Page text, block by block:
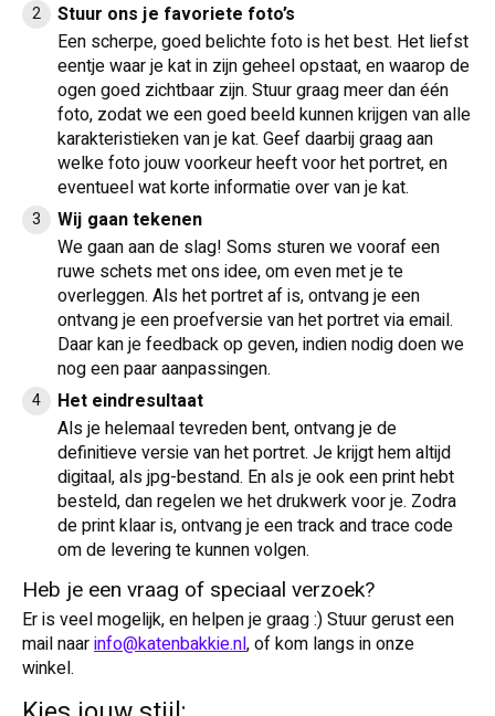
Stuur ons je favoriete foto’s
Een scherpe, goed belichte foto is het best. Het liefst
eentje waar je kat in zijn geheel opstaat, en waarop de
ogen goed zichtbaar zijn. Stuur graag meer dan één
foto, zodat we een goed beeld kunnen krijgen van alle
karakteristieken van je kat. Geef daarbij graag aan
welke foto jouw voorkeur heeft voor het portret, en
eventueel wat korte informatie over van je kat.
Wij gaan tekenen
We gaan aan de slag! Soms sturen we vooraf een
ruwe schets met ons idee, om even met je te
overleggen. Als het portret af is, ontvang je een
ontvang je een proefversie van het portret via email.
Daar kan je feedback op geven, indien nodig doen we
nog een paar aanpassingen.
Het eindresultaat
Als je helemaal tevreden bent, ontvang je de
definitieve versie van het portret. Je krijgt hem altijd
digitaal, als jpg-bestand. En als je ook een print hebt
besteld, dan regelen we het drukwerk voor je. Zodra
de print klaar is, ontvang je een track and trace code
om de levering te kunnen volgen.
Heb je een vraag of speciaal verzoek?
Er is veel mogelijk, en helpen je graag :) Stuur gerust een
mail naarinfo@katenbakkie.nl, of kom langs in onze
winkel.